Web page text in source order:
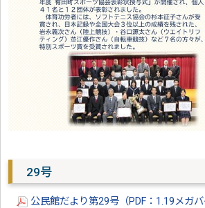
29号
公民館だより第29号（PDF：1.19メガ